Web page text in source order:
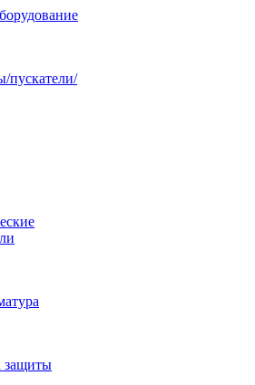
пускатели/
защиты